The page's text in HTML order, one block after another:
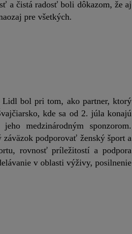
a čistá radosť boli dôkazom, že aj
pre všetkých.
Lidl bol pri tom, ako partner, ktorý
kde sa od 2. júla konajú
medzinárodným sponzorom.
podporovať ženský šport a
rovnosť príležitostí a podpora
v oblasti výživy, posilnenie